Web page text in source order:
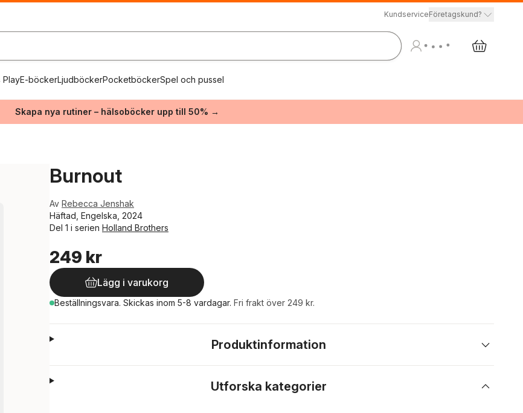
KundserviceFöretagskund?
PlayE-böckerLjudböckerPocketböckerSpel och pussel
Skapa nya rutiner – hälsoböcker upp till 50% →
Burnout
Av Rebecca Jenshak
Häftad, Engelska, 2024
Del 1 i serien Holland Brothers
249 kr
Lägg i varukorg
Beställningsvara. Skickas inom 5-8 vardagar. Fri frakt över 249 kr.
Produktinformation
Utforska kategorier